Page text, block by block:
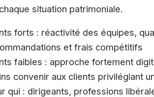
situation patrimoniale.
forts : réactivité des équipes,
et frais compétitifs
faibles : approche fortement
convenir aux clients privilégiant
qui : dirigeants, professions